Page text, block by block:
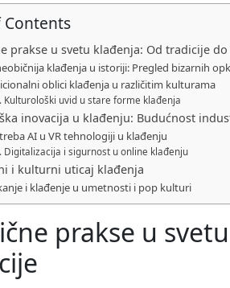
Contents
prakse u svetu klađenja: Od tradicije
klađenja u istoriji: Pregled bizarnih
oblici klađenja u različitim kulturama
Kulturološki uvid u stare forme klađenja
inovacija u klađenju: Budućnost
AI u VR tehnologiji u klađenju
Digitalizacija i sigurnost u online klađenju
i kulturni uticaj klađenja
i klađenje u umetnosti i pop kulturi
prakse u